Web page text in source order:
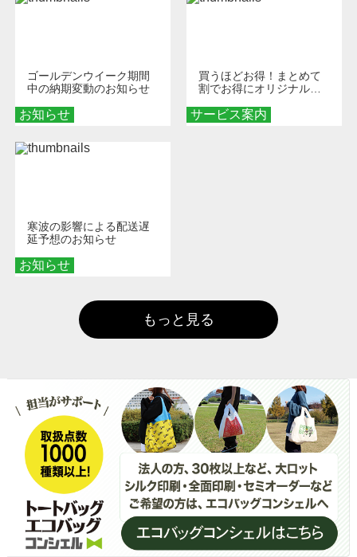
お知らせ
ゴールデンウイーク期間
中の納期変動のお知らせ
サービス案内
買うほどお得！まとめて
割でお得にオリジナルグ
お知らせ
寒波の影響による配送遅
延予想のお知らせ
もっと見る